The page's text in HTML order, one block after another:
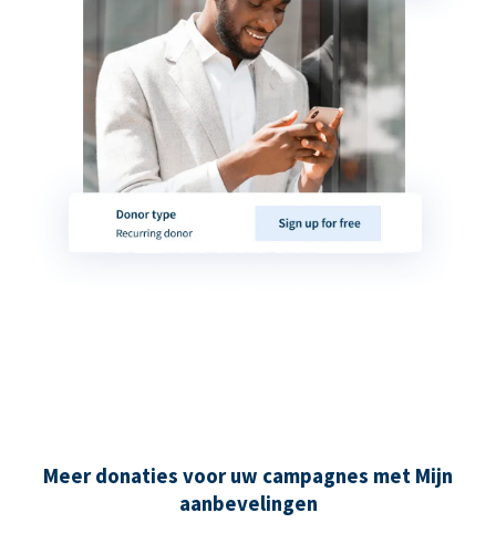
Meer donaties voor uw campagnes met Mijn
aanbevelingen